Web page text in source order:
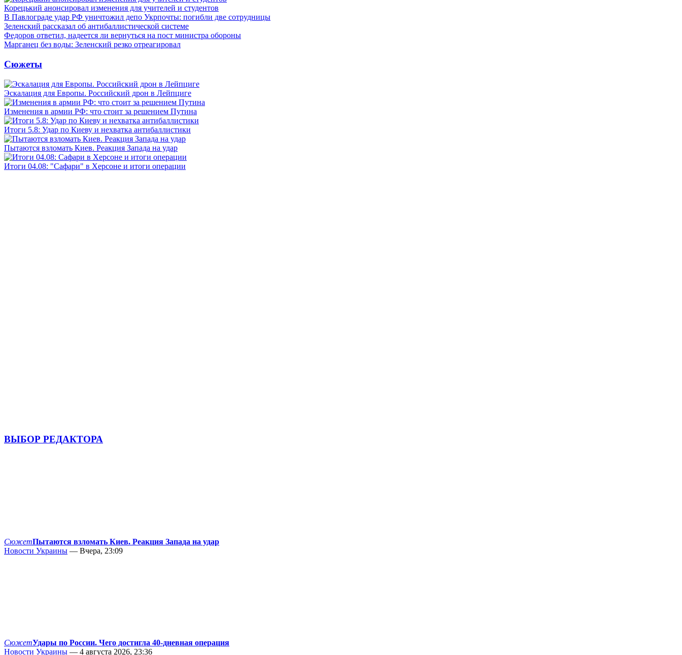
Корецький анонсировал изменения для учителей и студентов
В Павлограде удар РФ уничтожил депо Укрпочты: погибли две сотрудницы
Зеленский рассказал об антибаллистической системе
Федоров ответил, надеется ли вернуться на пост министра обороны
Марганец без воды: Зеленский резко отреагировал
Сюжеты
Эскалация для Европы. Российский дрон в Лейпциге
Изменения в армии РФ: что стоит за решением Путина
Итоги 5.8: Удар по Киеву и нехватка антибаллистики
Пытаются взломать Киев. Реакция Запада на удар
Итоги 04.08: "Сафари" в Херсоне и итоги операции
ВЫБОР РЕДАКТОРА
СюжетПытаются взломать Киев. Реакция Запада на удар
Новости Украины — Вчера, 23:09
СюжетУдары по России. Чего достигла 40-дневная операция
Новости Украины — 4 августа 2026, 23:36